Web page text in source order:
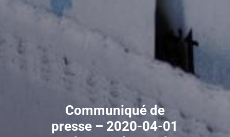
Communiqué de
presse – 2020-04-01